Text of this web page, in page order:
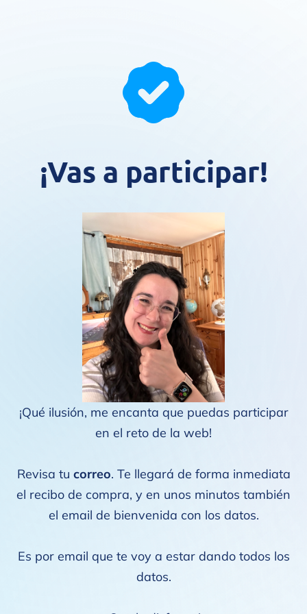
¡Vas a participar!
¡Qué ilusión, me encanta que puedas participar
en el reto de la web!
Revisa tu correo. Te llegará de forma inmediata
el recibo de compra, y en unos minutos también
el email de bienvenida con los datos.
Es por email que te voy a estar dando todos los
datos.